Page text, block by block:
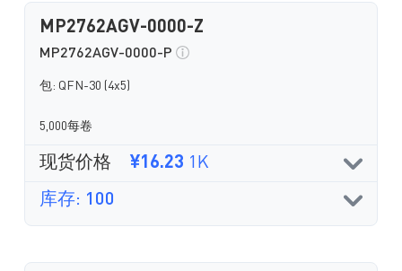
MP2762AGV-0000-Z
MP2762AGV-0000-P
包: QFN-30 (4x5)
5,000每卷
现货价格 ¥16.23 1K
库存: 100